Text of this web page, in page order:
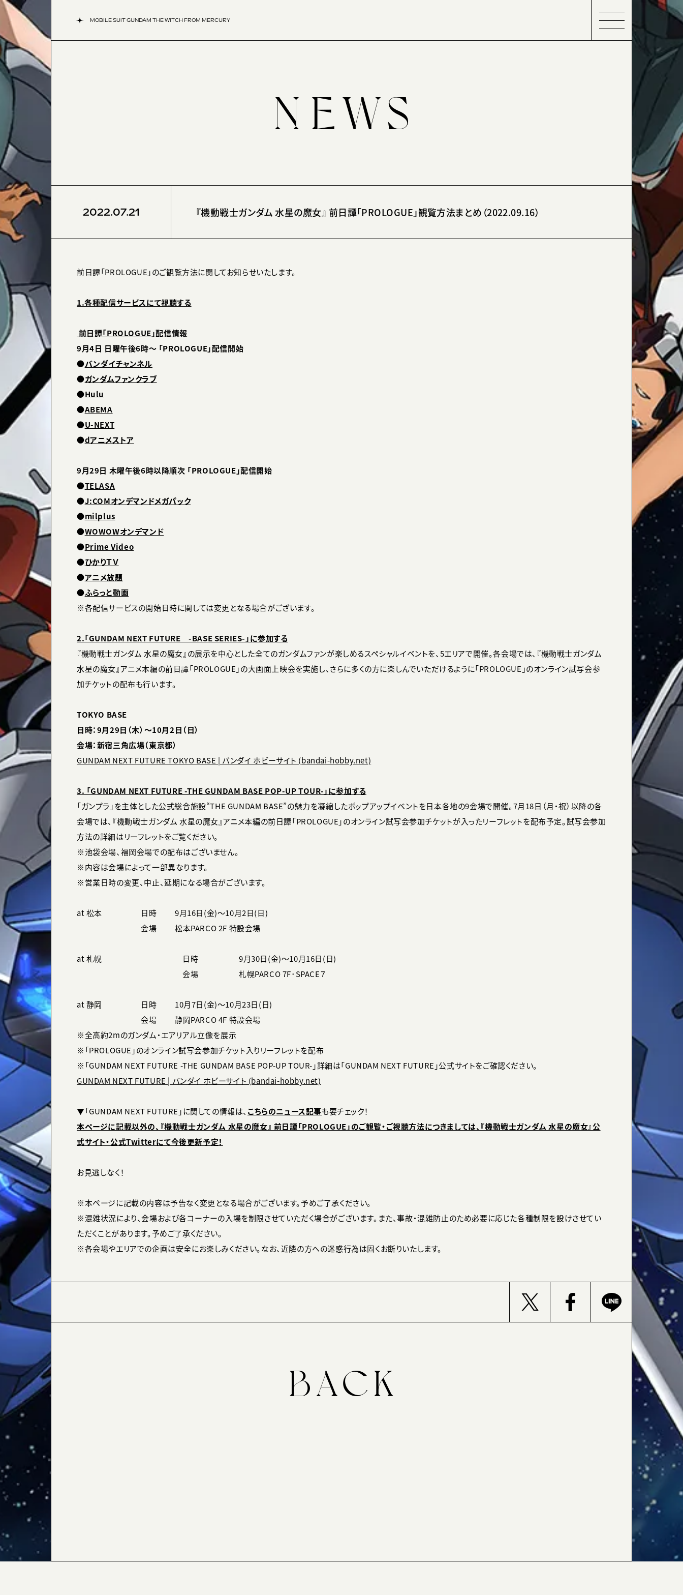
MOBILE SUIT GUNDAM THE WITCH FROM MERCURY
2022.07.21 『機動戦士ガンダム 水星の魔女』 前日譚「PROLOGUE」観覧方法まとめ（2022.09.16）
前日譚「PROLOGUE」のご観覧方法に関してお知らせいたします。
1.各種配信サービスにて視聴する
前日譚「PROLOGUE」配信情報
9月4日 日曜午後6時～ 「PROLOGUE」配信開始
●バンダイチャンネル
●ガンダムファンクラブ
●Hulu
●ABEMA
●U-NEXT
●dアニメストア
9月29日 木曜午後6時以降順次 「PROLOGUE」配信開始
●TELASA
●J:COMオンデマンドメガパック
●milplus
●WOWOWオンデマンド
●Prime Video
●ひかりＴＶ
●アニメ放題
●ふらっと動画
※各配信サービスの開始日時に関しては変更となる場合がございます。
2.「GUNDAM NEXT FUTURE -BASE SERIES-」に参加する
『機動戦士ガンダム 水星の魔女』の展示を中心とした全てのガンダムファンが楽しめるスペシャルイベントを、5エリアで開催。各会場では、『機動戦士ガンダム
水星の魔女』アニメ本編の前日譚「PROLOGUE」の大画面上映会を実施し、さらに多くの方に楽しんでいただけるように「PROLOGUE」のオンライン試写会参
加チケットの配布も行います。
TOKYO BASE
日時：9月29日（木）～10月2日（日）
会場：新宿三角広場（東京都）
GUNDAM NEXT FUTURE TOKYO BASE | バンダイ ホビーサイト (bandai-hobby.net)
3. 「GUNDAM NEXT FUTURE -THE GUNDAM BASE POP-UP TOUR-」に参加する
「ガンプラ」を主体とした公式総合施設“THE GUNDAM BASE”の魅力を凝縮したポップアップイベントを日本各地の9会場で開催。7月18日（月・祝）以降の各
会場では、『機動戦士ガンダム 水星の魔女』アニメ本編の前日譚「PROLOGUE」のオンライン試写会参加チケットが入ったリーフレットを配布予定。試写会参加
方法の詳細はリーフレットをご覧ください。
※池袋会場、福岡会場での配布はございません。
※内容は会場によって一部異なります。
※営業日時の変更、中止、延期になる場合がございます。
at 松本 日時
9月16日(金)～10月2日(日)
会場
松本PARCO 2F 特設会場
at 札幌 日時
9月30日(金)～10月16日(日)
会場
札幌PARCO 7F･SPACE７
at 静岡 日時
10月7日(金)～10月23日(日)
会場
静岡PARCO 4F 特設会場
※全高約2mのガンダム・エアリアル立像を展示
※「PROLOGUE」のオンライン試写会参加チケット入りリーフレットを配布
※「GUNDAM NEXT FUTURE -THE GUNDAM BASE POP-UP TOUR-」詳細は「GUNDAM NEXT FUTURE」公式サイトをご確認ください。
GUNDAM NEXT FUTURE | バンダイ ホビーサイト (bandai-hobby.net)
▼「GUNDAM NEXT FUTURE」に関しての情報は、 こちらのニュース記事も要チェック！
本ページに記載以外の、『機動戦士ガンダム 水星の魔女』 前日譚「PROLOGUE」のご観覧・ご視聴方法につきましては、『機動戦士ガンダム 水星の魔女』公
式サイト・公式Twitterにて今後更新予定！
お見逃しなく！
※本ページに記載の内容は予告なく変更となる場合がございます。予めご了承ください。
※混雑状況により、会場および各コーナーの入場を制限させていただく場合がございます。また、事故・混雑防止のため必要に応じた各種制限を設けさせてい
ただくことがあります。予めご了承ください。
※各会場やエリアでの企画は安全にお楽しみください。なお、近隣の方への迷惑行為は固くお断りいたします。